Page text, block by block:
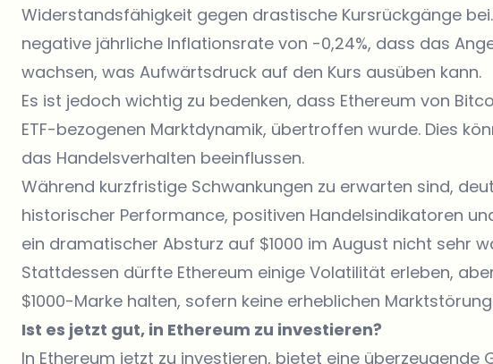
Widerstandsfähigkeit gegen drastische Kursrückgänge
negative jährliche Inflationsrate von -0,24%, dass das
wachsen, was Aufwärtsdruck auf den Kurs ausüben kann.
Es ist jedoch wichtig zu bedenken, dass Ethereum von
ETF-bezogenen Marktdynamik, übertroffen wurde. Dies
das Handelsverhalten beeinflussen.
Während kurzfristige Schwankungen zu erwarten sind,
historischer Performance, positiven Handelsindikatoren
ein dramatischer Absturz auf $1000 im August nicht sehr
Stattdessen dürfte Ethereum einige Volatilität erleben,
$1000-Marke halten, sofern keine erheblichen
Ist es jetzt gut, in Ethereum zu investieren?
In Ethereum jetzt zu investieren, bietet eine überzeugende